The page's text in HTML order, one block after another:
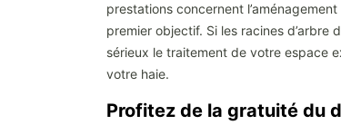
prestations concernent
premier objectif. Si les racines
sérieux le traitement de votre espace
votre haie.
Profitez de la gratuité du